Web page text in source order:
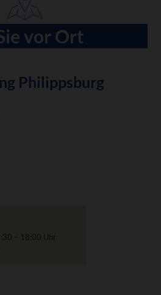
vor Ort
Philippsburg
– 18:00 Uhr